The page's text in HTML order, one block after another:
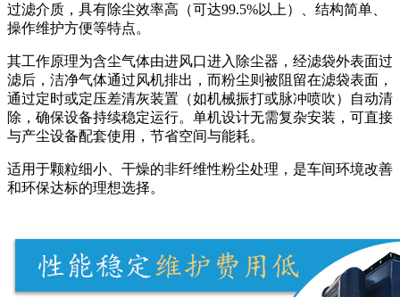
过滤介质，具有除尘效率高（可达99.5%以上）、结构简单、
操作维护方便等特点。
其工作原理为含尘气体由进风口进入除尘器，经滤袋外表面过
滤后，洁净气体通过风机排出，而粉尘则被阻留在滤袋表面，
通过定时或定压差清灰装置（如机械振打或脉冲喷吹）自动清
除，确保设备持续稳定运行。单机设计无需复杂安装，可直接
与产尘设备配套使用，节省空间与能耗。
适用于颗粒细小、干燥的非纤维性粉尘处理，是车间环境改善
和环保达标的理想选择。